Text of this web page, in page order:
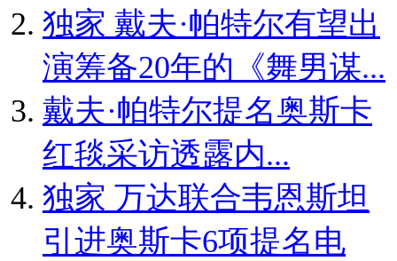
独家 戴夫·帕特尔有望出
演筹备20年的《舞男谋...
戴夫·帕特尔提名奥斯卡
红毯采访透露内...
独家 万达联合韦恩斯坦
引进奥斯卡6项提名电